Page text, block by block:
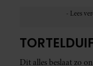
Dit alles beslaat zo